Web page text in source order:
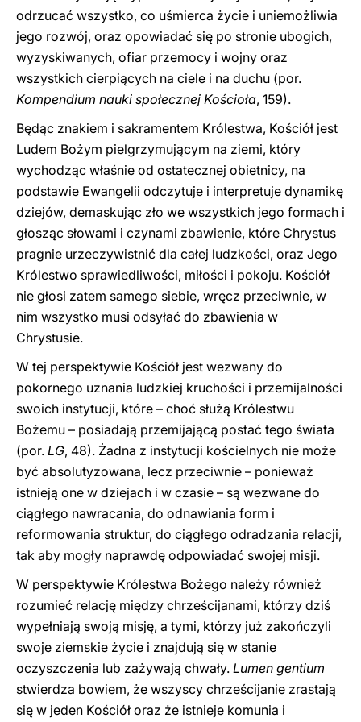
odrzucać wszystko, co uśmierca życie i uniemożliwia
jego rozwój, oraz opowiadać się po stronie ubogich,
wyzyskiwanych, ofiar przemocy i wojny oraz
wszystkich cierpiących na ciele i na duchu (por.
Kompendium nauki społecznej Kościoła, 159).
Będąc znakiem i sakramentem Królestwa, Kościół jest
Ludem Bożym pielgrzymującym na ziemi, który
wychodząc właśnie od ostatecznej obietnicy, na
podstawie Ewangelii odczytuje i interpretuje dynamikę
dziejów, demaskując zło we wszystkich jego formach i
głosząc słowami i czynami zbawienie, które Chrystus
pragnie urzeczywistnić dla całej ludzkości, oraz Jego
Królestwo sprawiedliwości, miłości i pokoju. Kościół
nie głosi zatem samego siebie, wręcz przeciwnie, w
nim wszystko musi odsyłać do zbawienia w
Chrystusie.
W tej perspektywie Kościół jest wezwany do
pokornego uznania ludzkiej kruchości i przemijalności
swoich instytucji, które – choć służą Królestwu
Bożemu – posiadają przemijającą postać tego świata
(por. LG, 48). Żadna z instytucji kościelnych nie może
być absolutyzowana, lecz przeciwnie – ponieważ
istnieją one w dziejach i w czasie – są wezwane do
ciągłego nawracania, do odnawiania form i
reformowania struktur, do ciągłego odradzania relacji,
tak aby mogły naprawdę odpowiadać swojej misji.
W perspektywie Królestwa Bożego należy również
rozumieć relację między chrześcijanami, którzy dziś
wypełniają swoją misję, a tymi, którzy już zakończyli
swoje ziemskie życie i znajdują się w stanie
oczyszczenia lub zażywają chwały. Lumen gentium
stwierdza bowiem, że wszyscy chrześcijanie zrastają
się w jeden Kościół oraz że istnieje komunia i